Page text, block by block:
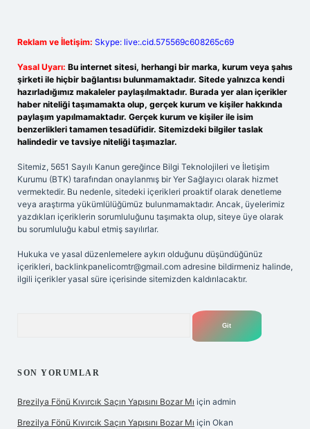
Reklam ve İletişim: Skype: live:.cid.575569c608265c69
Yasal Uyarı: Bu internet sitesi, herhangi bir marka, kurum veya şahıs
şirketi ile hiçbir bağlantısı bulunmamaktadır. Sitede yalnızca kendi
hazırladığımız makaleler paylaşılmaktadır. Burada yer alan içerikler
haber niteliği taşımamakta olup, gerçek kurum ve kişiler hakkında
paylaşım yapılmamaktadır. Gerçek kurum ve kişiler ile isim
benzerlikleri tamamen tesadüfidir. Sitemizdeki bilgiler taslak
halindedir ve tavsiye niteliği taşımazlar.
Sitemiz, 5651 Sayılı Kanun gereğince Bilgi Teknolojileri ve İletişim
Kurumu (BTK) tarafından onaylanmış bir Yer Sağlayıcı olarak hizmet
vermektedir. Bu nedenle, sitedeki içerikleri proaktif olarak denetleme
veya araştırma yükümlülüğümüz bulunmamaktadır. Ancak, üyelerimiz
yazdıkları içeriklerin sorumluluğunu taşımakta olup, siteye üye olarak
bu sorumluluğu kabul etmiş sayılırlar.
Hukuka ve yasal düzenlemelere aykırı olduğunu düşündüğünüz
içerikleri, backlinkpanelicomtr@gmail.com adresine bildirmeniz halinde,
ilgili içerikler yasal süre içerisinde sitemizden kaldırılacaktır.
SON YORUMLAR
Brezilya Fönü Kıvırcık Saçın Yapısını Bozar Mı için admin
Brezilya Fönü Kıvırcık Saçın Yapısını Bozar Mı için Okan